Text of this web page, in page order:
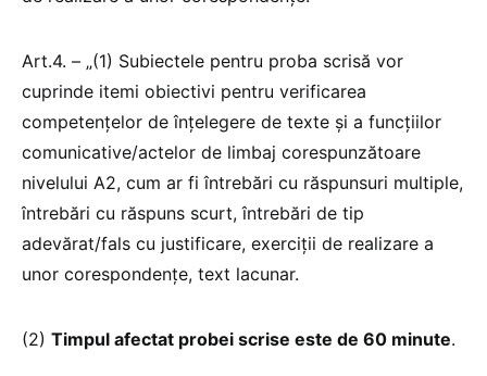
Art.4. – „(1) Subiectele pentru proba scrisă vor
cuprinde itemi obiectivi pentru verificarea
competențelor de înțelegere de texte și a funcțiilor
comunicative/actelor de limbaj corespunzătoare
nivelului A2, cum ar fi întrebări cu răspunsuri multiple,
întrebări cu răspuns scurt, întrebări de tip
adevărat/fals cu justificare, exerciții de realizare a
unor corespondențe, text lacunar.
(2) Timpul afectat probei scrise este de 60 minute.